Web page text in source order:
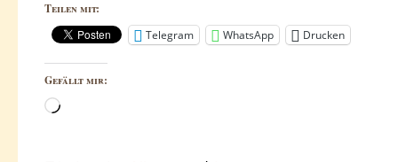
Teilen mit:
Telegram
WhatsApp Drucken
Gefällt mir:
Wird